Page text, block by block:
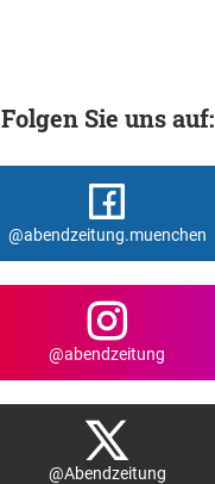
Folgen Sie uns auf:
@abendzeitung.muenchen
@abendzeitung
@Abendzeitung